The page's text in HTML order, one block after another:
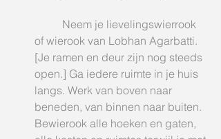
of wierook van Lobhan Agarbatti.
[Je ramen en deur zijn nog steeds
open.] Ga iedere ruimte in je huis
langs. Werk van boven naar
beneden, van binnen naar buiten.
Bewierook alle hoeken en gaten,